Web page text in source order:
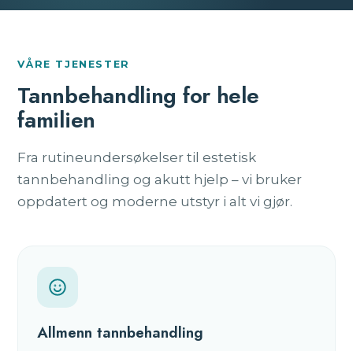
VÅRE TJENESTER
Tannbehandling for hele
familien
Fra rutineundersøkelser til estetisk
tannbehandling og akutt hjelp – vi bruker
oppdatert og moderne utstyr i alt vi gjør.
Allmenn tannbehandling